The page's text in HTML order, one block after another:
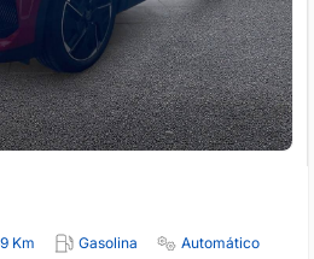
Km Gasolina
Automático